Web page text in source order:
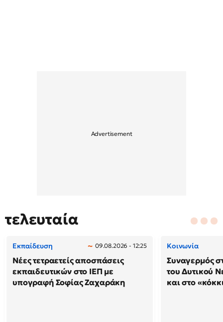
τελευταία
Εκπαίδευση 09.08.2026 - 12:25
Νέες τετραετείς αποσπάσεις
εκπαιδευτικών στο ΙΕΠ με
υπογραφή Σοφίας Ζαχαράκη
Κοινωνία
Συναγερμός
του Δυτικού
και στο